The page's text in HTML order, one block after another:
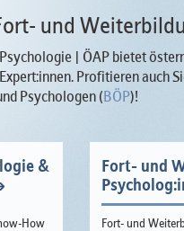
und
| ÖAP bietet
Profitieren auch
Psychologen (BÖP)!
&
How
Fort- und
Fort- und